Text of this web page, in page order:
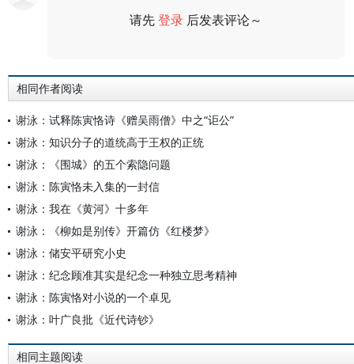
请先登录 后发表评论～
相同作者阅读
谢泳：试释陈寅恪诗《赠吴雨僧》中之“讵公”
谢泳：知识分子的道统高于王权的正统
谢泳：《围城》的五个索隐问题
谢泳：陈寅恪未入集的一封信
谢泳：我在《黄河》十多年
谢泳：《柳如是别传》开篇仿《红楼梦》
谢泳：储安平研究小史
谢泳：纪念顾准其实是纪念一种独立思考精神
谢泳：陈寅恪对小说的一个卓见
谢泳：叶广良批《近代诗钞》
相同主题阅读